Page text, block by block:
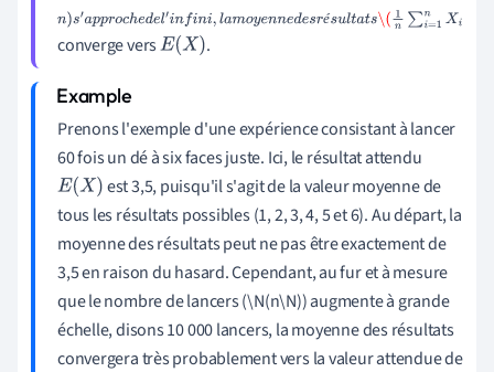
é
n)s′approchedel′infini,lamoyennedesrésultats\
(1n∑i=1nXi
converge versE(X) .
Prenons l'exemple d'une expérience consistant à lancer
60 fois un dé à six faces juste. Ici, le résultat attendu
E(X)
est 3,5, puisqu'il s'agit de la valeur moyenne de
tous les résultats possibles (1, 2, 3, 4, 5 et 6). Au départ, la
moyenne des résultats peut ne pas être exactement de
3,5 en raison du hasard. Cependant, au fur et à mesure
que le nombre de lancers (\N(n\N)) augmente à grande
échelle, disons 10 000 lancers, la moyenne des résultats
convergera très probablement vers la valeur attendue de